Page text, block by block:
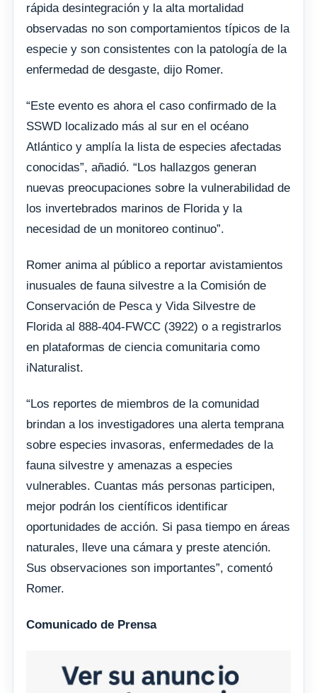
rápida desintegración y la alta mortalidad
observadas no son comportamientos típicos de la
especie y son consistentes con la patología de la
enfermedad de desgaste, dijo Romer.
“Este evento es ahora el caso confirmado de la
SSWD localizado más al sur en el océano
Atlántico y amplía la lista de especies afectadas
conocidas”, añadió. “Los hallazgos generan
nuevas preocupaciones sobre la vulnerabilidad de
los invertebrados marinos de Florida y la
necesidad de un monitoreo continuo”.
Romer anima al público a reportar avistamientos
inusuales de fauna silvestre a la Comisión de
Conservación de Pesca y Vida Silvestre de
Florida al 888-404-FWCC (3922) o a registrarlos
en plataformas de ciencia comunitaria como
iNaturalist.
“Los reportes de miembros de la comunidad
brindan a los investigadores una alerta temprana
sobre especies invasoras, enfermedades de la
fauna silvestre y amenazas a especies
vulnerables. Cuantas más personas participen,
mejor podrán los científicos identificar
oportunidades de acción. Si pasa tiempo en áreas
naturales, lleve una cámara y preste atención.
Sus observaciones son importantes”, comentó
Romer.
Comunicado de Prensa